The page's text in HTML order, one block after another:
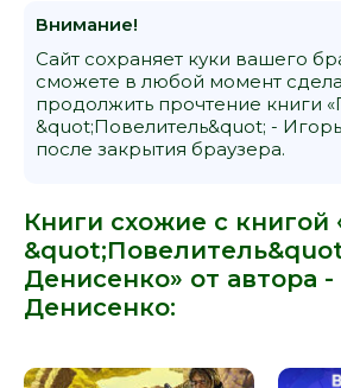
Внимание!
Сайт сохраняет куки вашего
сможете в любой момент
продолжить прочтение книги
&quot;Повелитель&quot; -
после закрытия браузера.
Книги схожие с книгой
Денисенко» от автора -
Денисенко: